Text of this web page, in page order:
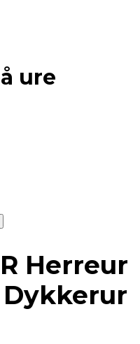
ure
Herreur
Dykkerur